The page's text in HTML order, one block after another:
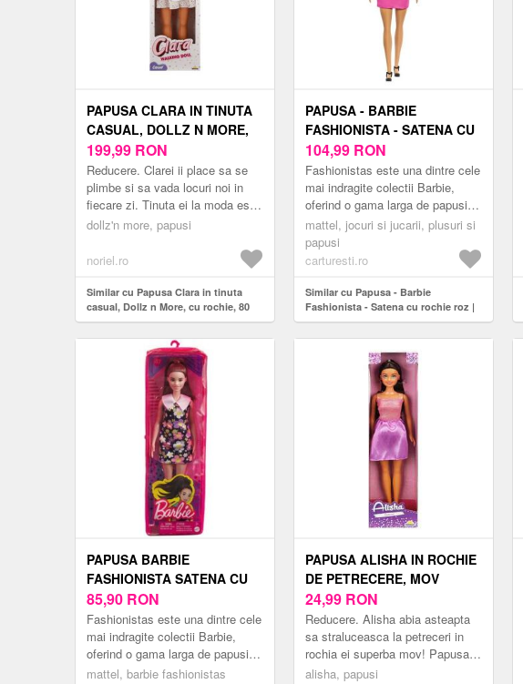
PAPUSA CLARA IN TINUTA
CASUAL, DOLLZ N MORE,
CU ROCHIE, 80 CM
199,99 RON
Reducere. Clarei ii place sa se
plimbe si sa vada locuri noi in
fiecare zi. Tinuta ei la moda este
perfecta pentru plimbarile lungi.
dollz'n more, papusi
noriel.ro
Similar cu Papusa Clara in tinuta
casual, Dollz n More, cu rochie, 80
cm
PAPUSA - BARBIE
FASHIONISTA - SATENA CU
ROCHIE ROZ | MATTEL
104,99 RON
Fashionistas este una dintre cele
mai indragite colectii Barbie,
oferind o gama larga de papusi
cu diferite stiluri si accesorii,
introducand conce...
mattel, jocuri si jucarii, plusuri si
papusi
carturesti.ro
Similar cu Papusa - Barbie
Fashionista - Satena cu rochie roz |
Mattel
PAPUSA BARBIE
FASHIONISTA SATENA CU
ROCHIE CU IMPRIMEU
FLORAL
85,90 RON
Fashionistas este una dintre cele
mai indragite colectii Barbie,
oferind o gama larga de papusi
cu diferite stiluri si accesorii,
mattel, barbie fashionistas
PAPUSA ALISHA IN ROCHIE
DE PETRECERE, MOV
24,99 RON
Reducere. Alisha abia asteapta
sa straluceasca la petreceri in
rochia ei superba mov! Papusa
fermecatoare Alisha este
alisha, papusi